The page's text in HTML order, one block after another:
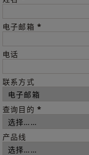
电子邮箱 *
电话
联系方式
查询目的 *
产品线